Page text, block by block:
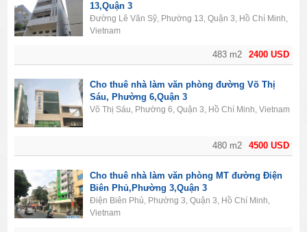
2400 USD
483 m2
13,Quận 3
Đường Lê Văn Sỹ, Phường 13, Quận 3, Hồ Chí Minh,
Vietnam
4500 USD
480 m2
Cho thuê nhà làm văn phòng đường Võ Thị
Sáu, Phường 6,Quận 3
Võ Thị Sáu, Phường 6, Quận 3, Hồ Chí Minh, Vietnam
Cho thuê nhà làm văn phòng MT đường Điện
Biên Phủ,Phường 3,Quận 3
Điện Biên Phủ, Phường 3, Quận 3, Hồ Chí Minh,
Vietnam